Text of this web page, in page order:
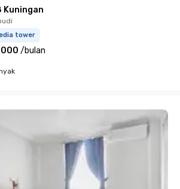
Kuningan
tower
/bulan